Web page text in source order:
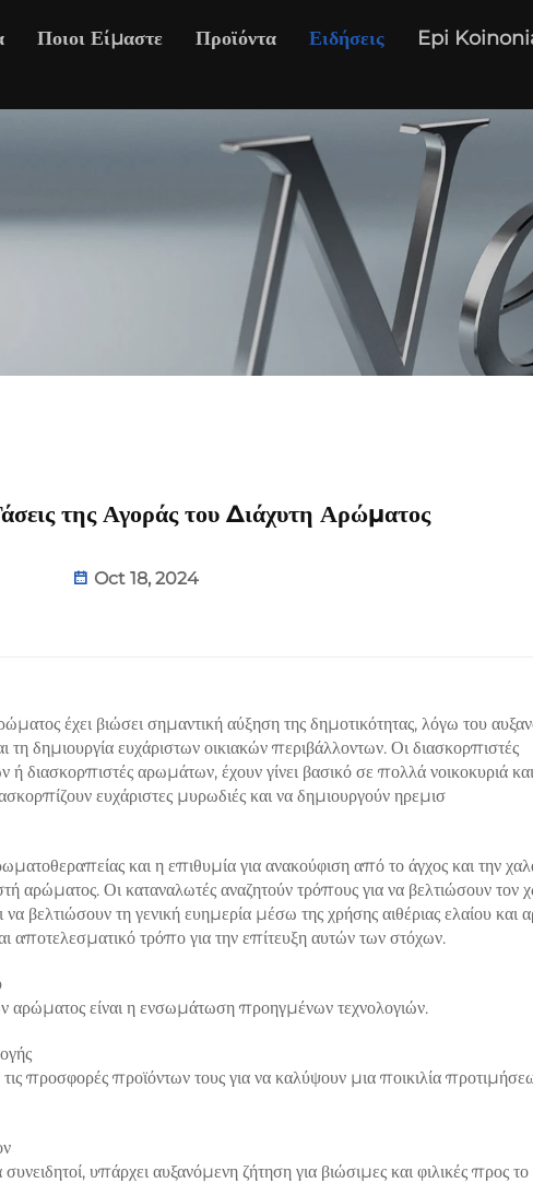
Ποιοι Είμαστε Προϊόντα Ειδήσεις
Epi
της Αγοράς του Διάχυτη Αρώματος
Oct 18, 2024
έχει βιώσει σημαντική αύξηση της δημοτικότητας, λόγω του
τη δημιουργία ευχάριστων οικιακών περιβάλλοντων. Οι διασκορπιστές
διασκορπιστές αρωμάτων, έχουν γίνει βασικό σε πολλά νοικοκυριά και
ευχάριστες μυρωδιές και να δημιουργούν ηρεμισ
και η επιθυμία για ανακούφιση από το άγχος και την
αρώματος. Οι καταναλωτές αναζητούν τρόπους για να βελτιώσουν τον
βελτιώσουν τη γενική ευημερία μέσω της χρήσης αιθέριας ελαίου και
αποτελεσματικό τρόπο για την επίτευξη αυτών των στόχων.
αρώματος είναι η ενσωμάτωση προηγμένων τεχνολογιών.
προσφορές προϊόντων τους για να καλύψουν μια ποικιλία
υπάρχει αυξανόμενη ζήτηση για βιώσιμες και φιλικές προς το